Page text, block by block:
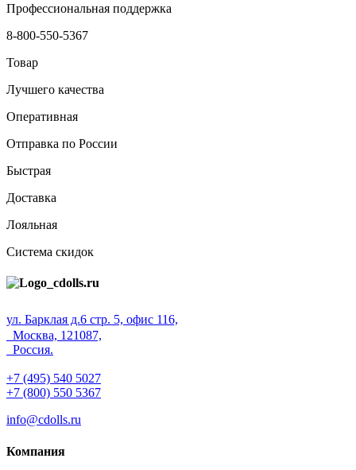
Профессиональная поддержка
8-800-550-5367
Товар
Лучшего качества
Оперативная
Отправка по России
Быстрая
Доставка
Лояльная
Система скидок
ул. Барклая д.6 стр. 5, офис 116,
Москва, 121087,
Россия.
+7 (495) 540 5027
+7 (800) 550 5367
info@cdolls.ru
Компания